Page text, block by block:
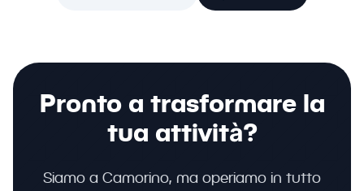
Pronto a trasformare la
tua attività?
Siamo a Camorino, ma operiamo in tutto